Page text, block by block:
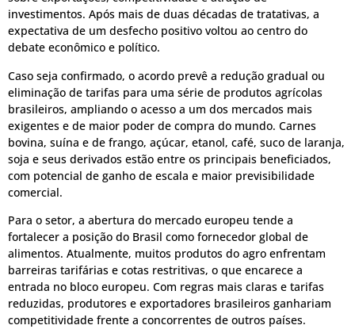
investimentos. Após mais de duas décadas de tratativas, a
expectativa de um desfecho positivo voltou ao centro do
debate econômico e político.
Caso seja confirmado, o acordo prevê a redução gradual ou
eliminação de tarifas para uma série de produtos agrícolas
brasileiros, ampliando o acesso a um dos mercados mais
exigentes e de maior poder de compra do mundo. Carnes
bovina, suína e de frango, açúcar, etanol, café, suco de laranja,
soja e seus derivados estão entre os principais beneficiados,
com potencial de ganho de escala e maior previsibilidade
comercial.
Para o setor, a abertura do mercado europeu tende a
fortalecer a posição do Brasil como fornecedor global de
alimentos. Atualmente, muitos produtos do agro enfrentam
barreiras tarifárias e cotas restritivas, o que encarece a
entrada no bloco europeu. Com regras mais claras e tarifas
reduzidas, produtores e exportadores brasileiros ganhariam
competitividade frente a concorrentes de outros países.